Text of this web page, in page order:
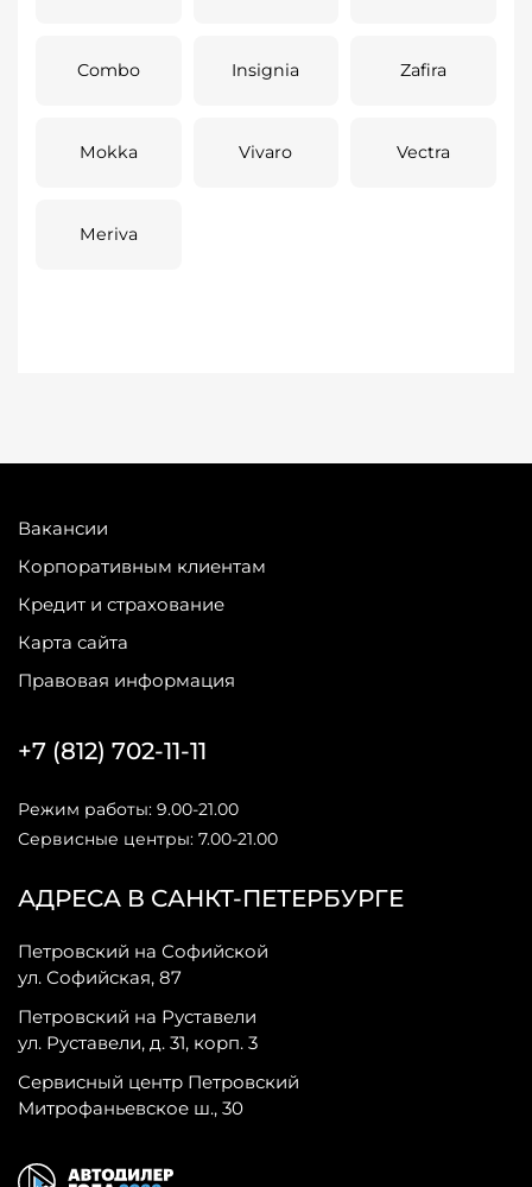
Combo Insignia Zafira
Mokka Vivaro Vectra
Meriva
Вакансии
Корпоративным клиентам
Кредит и страхование
Карта сайта
Правовая информация
АДРЕСА В САНКТ-ПЕТЕРБУРГЕ
Петровский на Софийской
ул. Софийская, 87
Петровский на Руставели
ул. Руставели, д. 31, корп. 3
Сервисный центр Петровский
Митрофаньевское ш., 30
+7 (812) 702-11-11
Режим работы: 9.00-21.00
Сервисные центры: 7.00-21.00